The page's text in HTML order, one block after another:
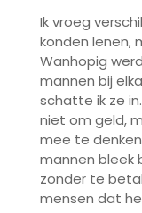
Ik vroeg
konden lenen,
Wanhopig
mannen bij
schatte ik ze
niet om geld,
mee te
mannen bleek
zonder te
mensen dat